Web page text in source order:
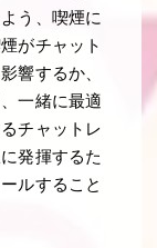
う、喫煙に
がチャット
響するか、
一緒に最適
チャットレ
発揮するた
ルすること